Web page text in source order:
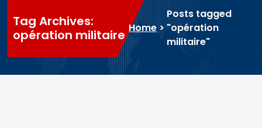
Tag Archives:
opération militaire Home >
Posts tagged
"opération
militaire"